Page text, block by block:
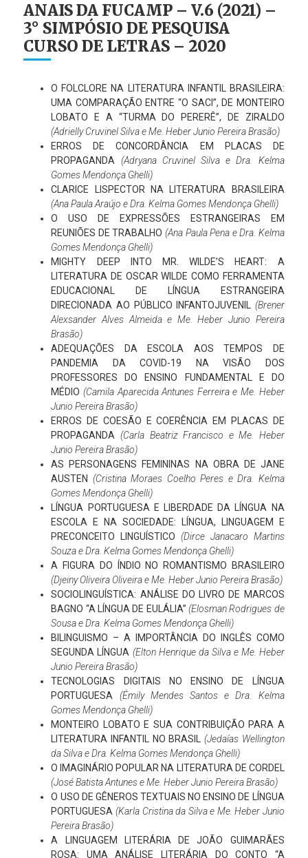
ANAIS DA FUCAMP – V.6 (2021) –
3° SIMPÓSIO DE PESQUISA
CURSO DE LETRAS – 2020
O FOLCLORE NA LITERATURA INFANTIL BRASILEIRA:
UMA COMPARAÇÃO ENTRE “O SACI”, DE MONTEIRO
LOBATO E A “TURMA DO PERERÊ”, DE ZIRALDO
(Adrielly Cruvinel Silva e Me. Heber Junio Pereira Brasão)
ERROS DE CONCORDÂNCIA EM PLACAS DE
PROPAGANDA (Adryana Cruvinel Silva e Dra. Kelma
Gomes Mendonça Ghelli)
CLARICE LISPECTOR NA LITERATURA BRASILEIRA
(Ana Paula Araújo e Dra. Kelma Gomes Mendonça Ghelli)
O USO DE EXPRESSÕES ESTRANGEIRAS EM
REUNIÕES DE TRABALHO (Ana Paula Pena e Dra. Kelma
Gomes Mendonça Ghelli)
MIGHTY DEEP INTO MR. WILDE’S HEART: A
LITERATURA DE OSCAR WILDE COMO FERRAMENTA
EDUCACIONAL DE LÍNGUA ESTRANGEIRA
DIRECIONADA AO PÚBLICO INFANTOJUVENIL (Brener
Alexsander Alves Almeida e Me. Heber Junio Pereira
Brasão)
ADEQUAÇÕES DA ESCOLA AOS TEMPOS DE
PANDEMIA DA COVID-19 NA VISÃO DOS
PROFESSORES DO ENSINO FUNDAMENTAL E DO
MÉDIO(Camila Aparecida Antunes Ferreira e Me. Heber
Junio Pereira Brasão)
ERROS DE COESÃO E COERÊNCIA EM PLACAS DE
PROPAGANDA (Carla Beatriz Francisco e Me. Heber
Junio Pereira Brasão)
AS PERSONAGENS FEMININAS NA OBRA DE JANE
AUSTEN (Cristina Moraes Coelho Peres e Dra. Kelma
Gomes Mendonça Ghelli)
LÍNGUA PORTUGUESA E LIBERDADE DA LÍNGUA NA
ESCOLA E NA SOCIEDADE: LÍNGUA, LINGUAGEM E
PRECONCEITO LINGUÍSTICO (Dirce Janacaro Martins
Souza e Dra. Kelma Gomes Mendonça Ghelli)
A FIGURA DO ÍNDIO NO ROMANTISMO BRASILEIRO
(Djeiny Oliveira Oliveira e Me. Heber Junio Pereira Brasão)
SOCIOLINGUÍSTICA: ANÁLISE DO LIVRO DE MARCOS
BAGNO “A LÍNGUA DE EULÁLIA” (Elosman Rodrigues de
Sousa e Dra. Kelma Gomes Mendonça Ghelli)
BILINGUISMO – A IMPORTÂNCIA DO INGLÊS COMO
SEGUNDA LÍNGUA (Elton Henrique da Silva e Me. Heber
Junio Pereira Brasão)
TECNOLOGIAS DIGITAIS NO ENSINO DE LÍNGUA
PORTUGUESA (Émily Mendes Santos e Dra. Kelma
Gomes Mendonça Ghelli)
MONTEIRO LOBATO E SUA CONTRIBUIÇÃO PARA A
LITERATURA INFANTIL NO BRASIL (Jedaías Wellington
da Silva e Dra. Kelma Gomes Mendonça Ghelli)
O IMAGINÁRIO POPULAR NA LITERATURA DE CORDEL
(José Batista Antunes e Me. Heber Junio Pereira Brasão)
O USO DE GÊNEROS TEXTUAIS NO ENSINO DE LÍNGUA
PORTUGUESA (Karla Cristina da Silva e Me. Heber Junio
Pereira Brasão)
A LINGUAGEM LITERÁRIA DE JOÃO GUIMARÃES
ROSA: UMA ANÁLISE LITERÁRIA DO CONTO “A